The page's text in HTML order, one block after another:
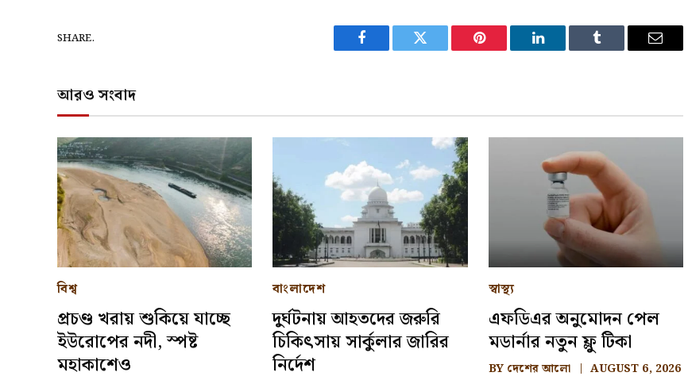
SHARE.
Facebook Twitter Pinterest LinkedIn Tumblr Email
আরও সংবাদ
বিশ্ব
প্রচণ্ড খরায় শুকিয়ে যাচ্ছে
ইউরোপের নদী, স্পষ্ট
মহাকাশেও
বাংলাদেশ
দুর্ঘটনায় আহতদের জরুরি
চিকিৎসায় সার্কুলার জারির
নির্দেশ
স্বাস্থ্য
এফডিএর অনুমোদন পেল
মডার্নার নতুন ফ্লু টিকা
BY দেশের আলো AUGUST 6, 2026